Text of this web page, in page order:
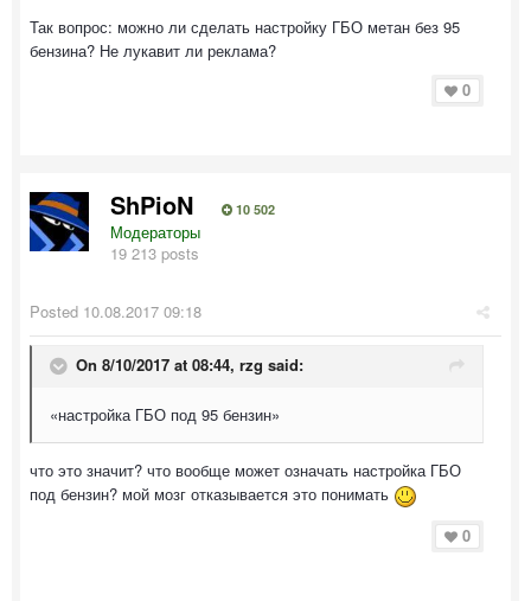
Так вопрос: можно ли сделать настройку ГБО метан без 95
бензина? Не лукавит ли реклама?
0
ShPioN 10 502
Модераторы
19 213 posts
Posted 10.08.2017 09:18
On 8/10/2017 at 08:44, rzg said:
«настройка ГБО под 95 бензин»
что это значит? что вообще может означать настройка ГБО
под бензин? мой мозг отказывается это понимать
0